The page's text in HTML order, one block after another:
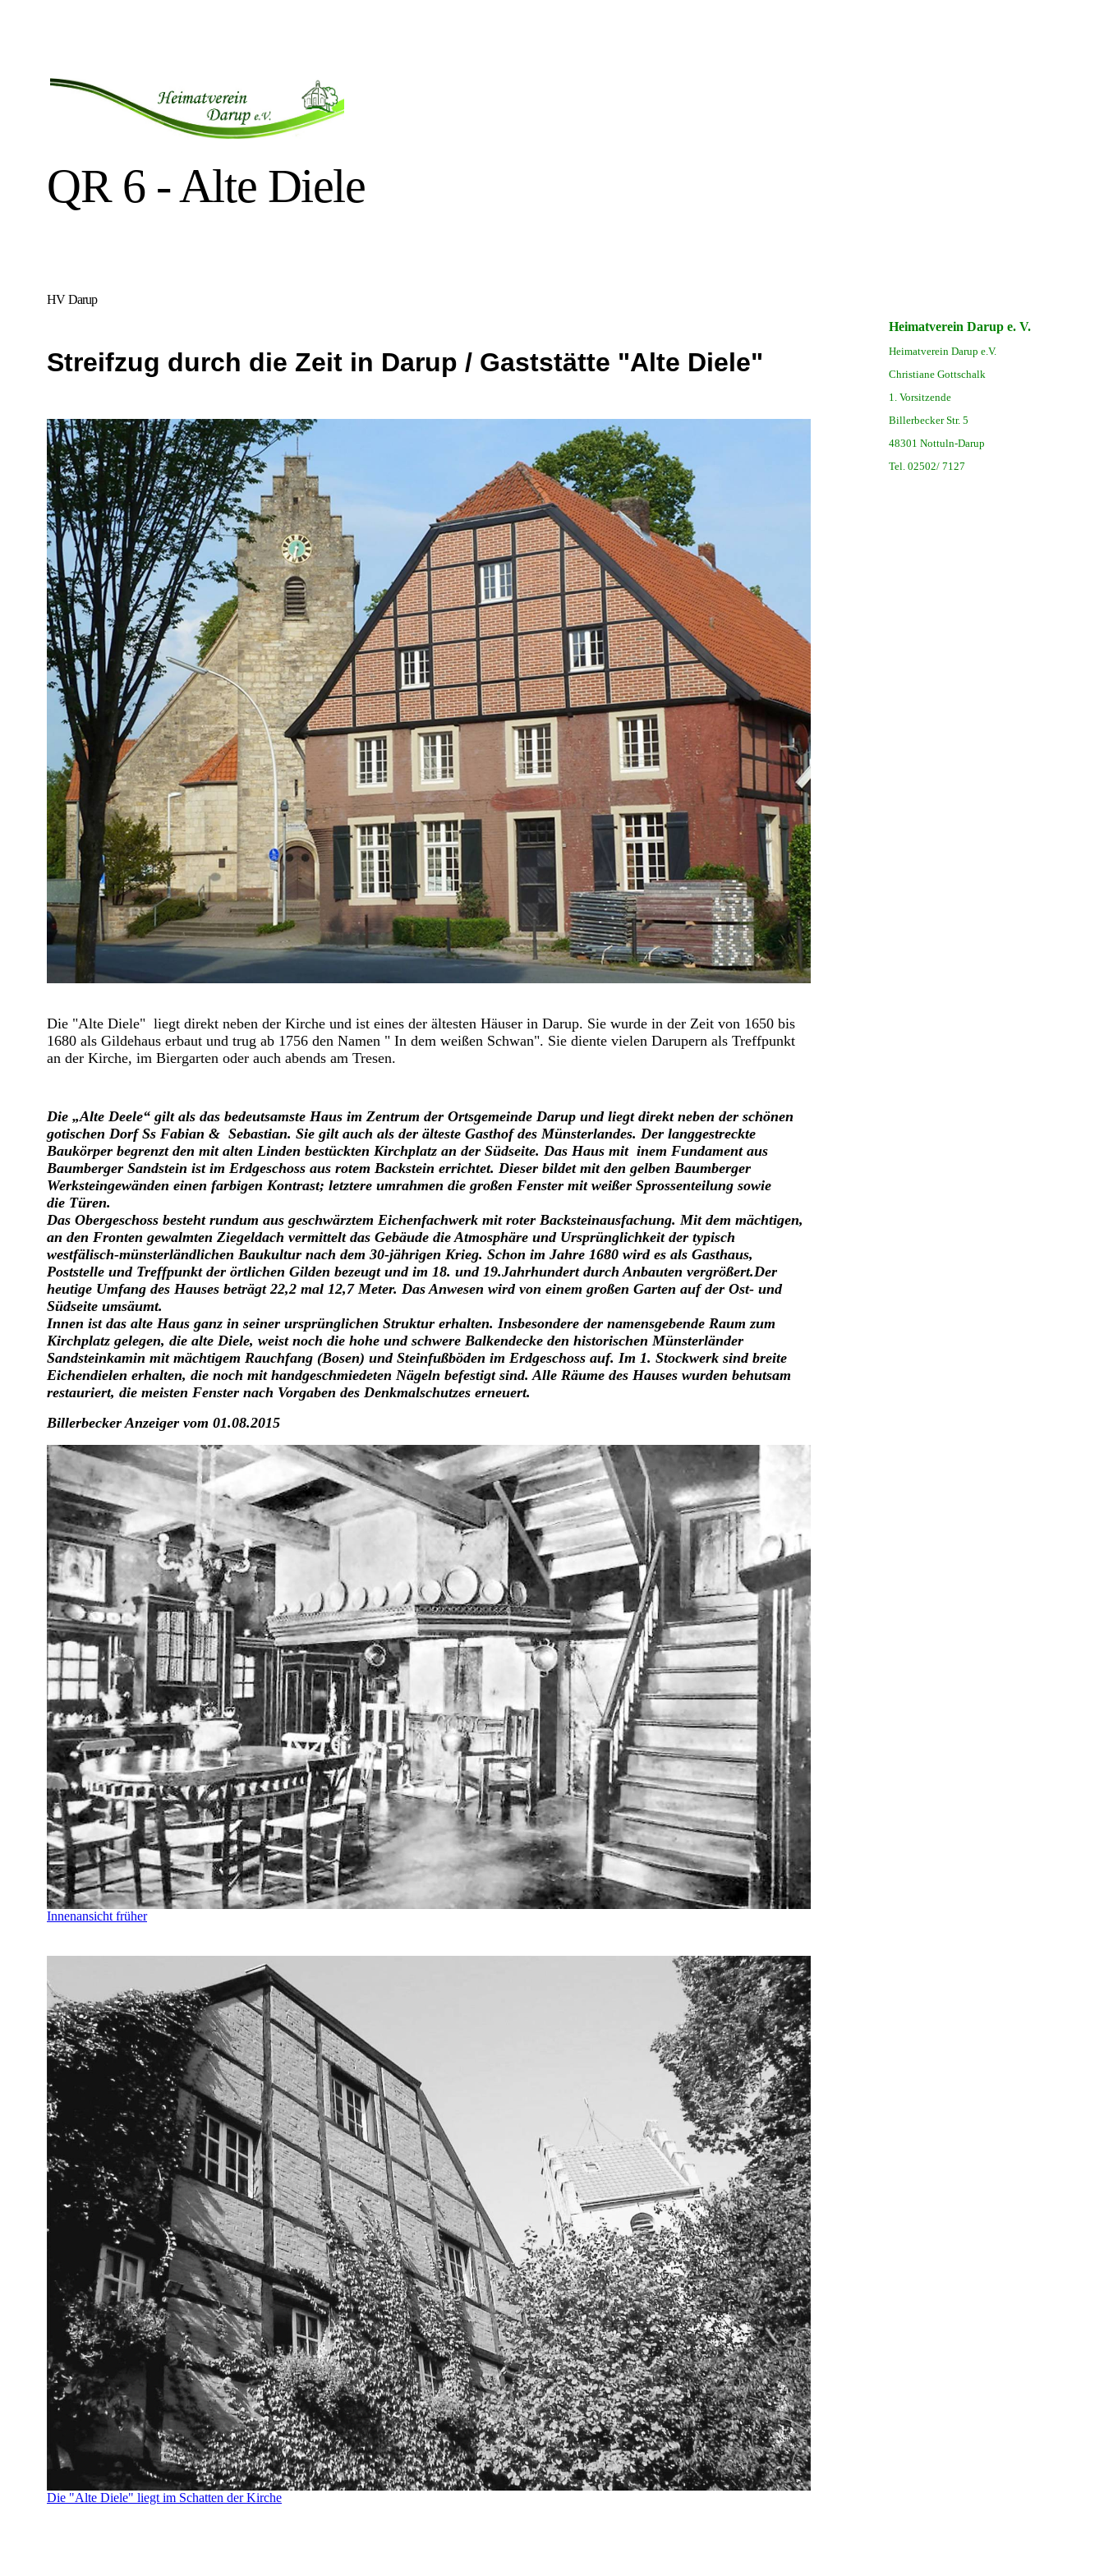
QR 6 - Alte Diele
HV Darup
Streifzug durch die Zeit in Darup / Gaststätte "Alte Diele"
Die "Alte Diele" liegt direkt neben der Kirche und ist eines der ältesten Häuser in Darup. Sie wurde in der Zeit von 1650 bis
1680 als Gildehaus erbaut und trug ab 1756 den Namen " In dem weißen Schwan". Sie diente vielen Darupern als Treffpunkt
an der Kirche, im Biergarten oder auch abends am Tresen.
Die „Alte Deele“ gilt als das bedeutsamste Haus im Zentrum der Ortsgemeinde Darup und liegt direkt neben der schönen
gotischen Dorf Ss Fabian & Sebastian. Sie gilt auch als der älteste Gasthof des Münsterlandes. Der langgestreckte
Baukörper begrenzt den mit alten Linden bestückten Kirchplatz an der Südseite. Das Haus mit inem Fundament aus
Baumberger Sandstein ist im Erdgeschoss aus rotem Backstein errichtet. Dieser bildet mit den gelben Baumberger
Werksteingewänden einen farbigen Kontrast; letztere umrahmen die großen Fenster mit weißer Sprossenteilung sowie
die Türen.
Das Obergeschoss besteht rundum aus geschwärztem Eichenfachwerk mit roter Backsteinausfachung. Mit dem mächtigen,
an den Fronten gewalmten Ziegeldach vermittelt das Gebäude die Atmosphäre und Ursprünglichkeit der typisch
westfälisch-münsterländlichen Baukultur nach dem 30-jährigen Krieg. Schon im Jahre 1680 wird es als Gasthaus,
Poststelle und Treffpunkt der örtlichen Gilden bezeugt und im 18. und 19.Jahrhundert durch Anbauten vergrößert.Der
heutige Umfang des Hauses beträgt 22,2 mal 12,7 Meter. Das Anwesen wird von einem großen Garten auf der Ost- und
Südseite umsäumt.
Innen ist das alte Haus ganz in seiner ursprünglichen Struktur erhalten. Insbesondere der namensgebende Raum zum
Kirchplatz gelegen, die alte Diele, weist noch die hohe und schwere Balkendecke den historischen Münsterländer
Sandsteinkamin mit mächtigem Rauchfang (Bosen) und Steinfußböden im Erdgeschoss auf. Im 1. Stockwerk sind breite
Eichendielen erhalten, die noch mit handgeschmiedeten Nägeln befestigt sind. Alle Räume des Hauses wurden behutsam
restauriert, die meisten Fenster nach Vorgaben des Denkmalschutzes erneuert.
Billerbecker Anzeiger vom 01.08.2015
Innenansicht früher
Die "Alte Diele" liegt im Schatten der Kirche
Heimatverein Darup e. V.
Heimatverein Darup e.V.
Christiane Gottschalk
1. Vorsitzende
Billerbecker Str. 5
48301 Nottuln-Darup
Tel. 02502/ 7127